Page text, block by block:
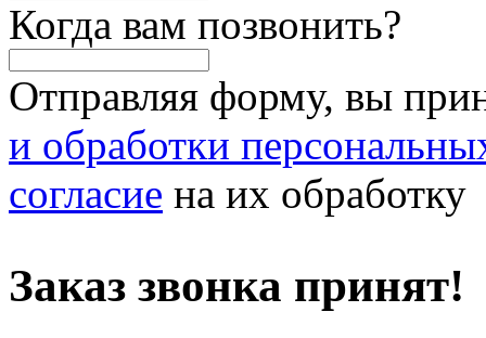
Когда вам позвонить?
Отправляя форму, вы
и обработки
согласие на их обработку
Заказ звонка принят!